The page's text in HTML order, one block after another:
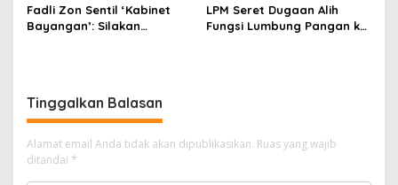
Fadli Zon Sentil ‘Kabinet
Bayangan’: Silakan
LPM Seret Dugaan Alih
Fungsi Lumbung Pangan ke
Tinggalkan Balasan
Alamat email Anda tidak akan dipublikasikan. Ruas yang wajib
ditandai *